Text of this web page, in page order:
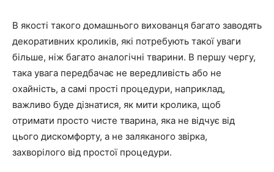
В якості такого домашнього вихованця багато заводять
декоративних кроликів, які потребують такої уваги
більше, ніж багато аналогічні тварини. В першу чергу,
така увага передбачає не вередливість або не
охайність, а самі прості процедури, наприклад,
важливо буде дізнатися, як мити кролика, щоб
отримати просто чисте тварина, яка не відчує від
цього дискомфорту, а не заляканого звірка,
захворілого від простої процедури.